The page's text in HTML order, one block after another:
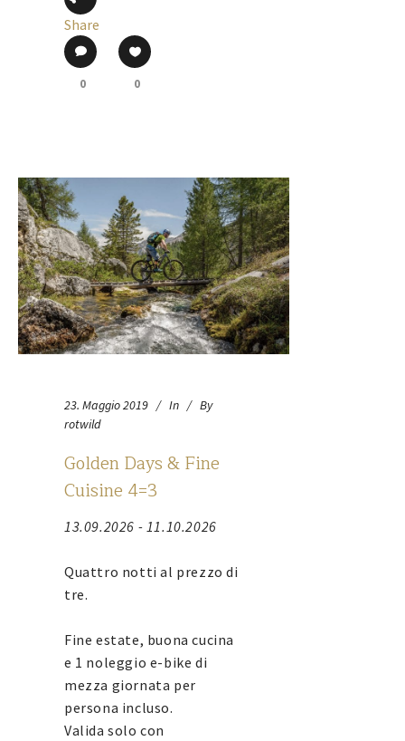
Share
0 0
23. Maggio 2019 In
By
rotwild
Golden Days & Fine
Cuisine 4=3
13.09.2026 - 11.10.2026
Quattro notti al prezzo di
tre.
Fine estate, buona cucina
e 1 noleggio e-bike di
mezza giornata per
persona incluso.
Valida solo con